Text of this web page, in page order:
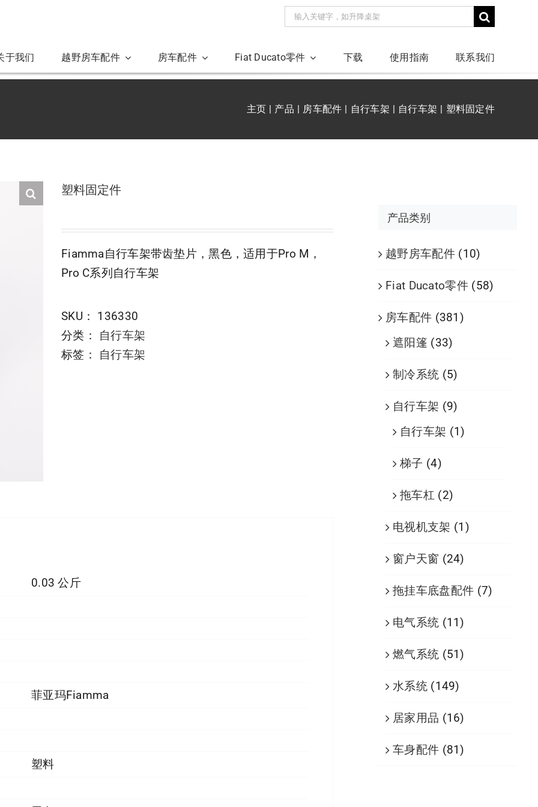
搜
于我们 越野房车配件 房车配件 Fiat Ducato零件 下载 使用指南 联系我们
主页 产品 房车配件 自行车架 自行车架 塑料固定件
塑料固定件
Fiamma自行车架带齿垫片，黑色，适用于Pro M，
Pro C系列自行车架
SKU： 136330
分类： 自行车架
标签： 自行车架
0.03 公斤
菲亚玛Fiamma
塑料
产品类别
越野房车配件 (10)
Fiat Ducato零件 (58)
房车配件 (381)
遮阳篷 (33)
制冷系统 (5)
自行车架 (9)
自行车架 (1)
梯子 (4)
拖车杠 (2)
电视机支架 (1)
窗户天窗 (24)
拖挂车底盘配件 (7)
电气系统 (11)
燃气系统 (51)
水系统 (149)
居家用品 (16)
车身配件 (81)